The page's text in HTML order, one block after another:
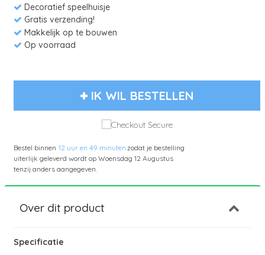
Decoratief speelhuisje
Gratis verzending!
Makkelijk op te bouwen
Op voorraad
IK WIL BESTELLEN
Bestel binnen 12 uur en 49 minutenzodat je bestelling
uiterlijk geleverd wordt op Woensdag 12 Augustus
tenzij anders aangegeven.
Over dit product
Specificatie